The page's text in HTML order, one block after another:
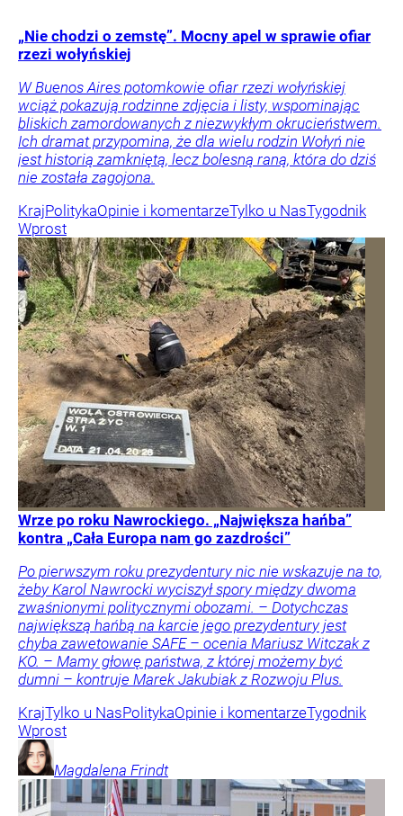
„Nie chodzi o zemstę”. Mocny apel w sprawie ofiar
rzezi wołyńskiej
W Buenos Aires potomkowie ofiar rzezi wołyńskiej
wciąż pokazują rodzinne zdjęcia i listy, wspominając
bliskich zamordowanych z niezwykłym okrucieństwem.
Ich dramat przypomina, że dla wielu rodzin Wołyń nie
jest historią zamkniętą, lecz bolesną raną, która do dziś
nie została zagojona.
KrajPolitykaOpinie i komentarzeTylko u NasTygodnik
Wprost
Wrze po roku Nawrockiego. „Największa hańba”
kontra „Cała Europa nam go zazdrości”
Po pierwszym roku prezydentury nic nie wskazuje na to,
żeby Karol Nawrocki wyciszył spory między dwoma
zwaśnionymi politycznymi obozami. – Dotychczas
największą hańbą na karcie jego prezydentury jest
chyba zawetowanie SAFE – ocenia Mariusz Witczak z
KO. – Mamy głowę państwa, z której możemy być
dumni – kontruje Marek Jakubiak z Rozwoju Plus.
KrajTylko u NasPolitykaOpinie i komentarzeTygodnik
Wprost
Magdalena Frindt